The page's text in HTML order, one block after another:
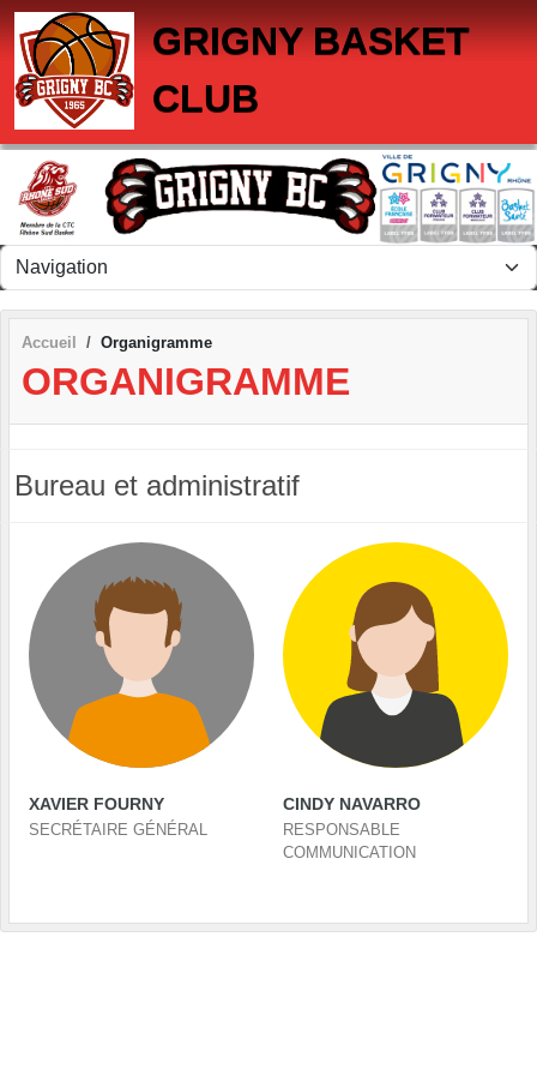
GRIGNY BASKET
CLUB
Accueil Organigramme
ORGANIGRAMME
Bureau et administratif
XAVIER FOURNY
SECRÉTAIRE GÉNÉRAL
CINDY NAVARRO
RESPONSABLE
COMMUNICATION
Panneau de gestion des cookies